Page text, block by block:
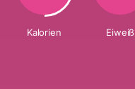
Kalorien Eiweiß